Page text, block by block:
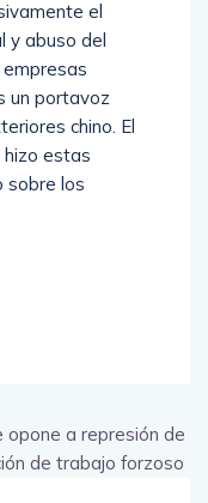
el
y abuso del
un portavoz
chino. El
hizo estas
sobre los